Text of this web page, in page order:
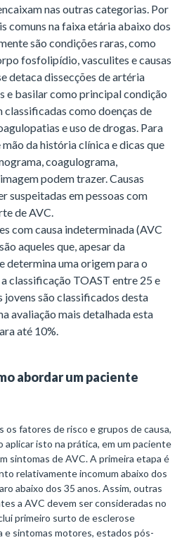
nas outras categorias. Por
comuns na faixa etária abaixo dos
são condições raras, como
fosfolipídio, vasculites e causas
detaca dissecções de artéria
e basilar como principal condição
como doenças de
e uso de drogas. Para
da história clínica e dicas que
coagulograma,
podem trazer. Causas
suspeitadas em pessoas com
de AVC.
com causa indeterminada (AVC
aqueles que, apesar da
determina uma origem para o
classificação TOAST entre 25 e
jovens são classificados desta
avaliação mais detalhada esta
até 10%.
abordar um paciente
os fatores de risco e grupos de causa,
aplicar isto na prática, em um paciente
sintomas de AVC. A primeira etapa é
relativamente incomum abaixo dos
abaixo dos 35 anos. Assim, outras
a AVC devem ser consideradas no
primeiro surto de esclerose
e sintomas motores, estados pós-